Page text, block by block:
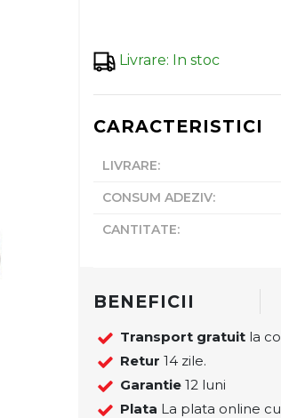
Livrare: In stoc
CARACTERISTICI
LIVRARE:
CONSUM ADEZIV:
CANTITATE:
BENEFICII
Transport gratuit la
Retur 14 zile.
Garantie 12 luni
Plata La plata online